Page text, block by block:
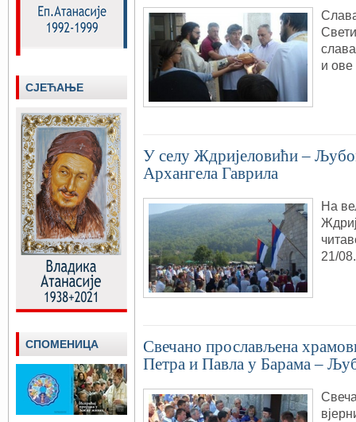
и ове
У селу Ждријеловићи –
Архангела Гаврила
На
21/
Свечано прослављена
Петра и Павла у Барама –
СЈЕЋАЊЕ
СПОМЕНИЦА